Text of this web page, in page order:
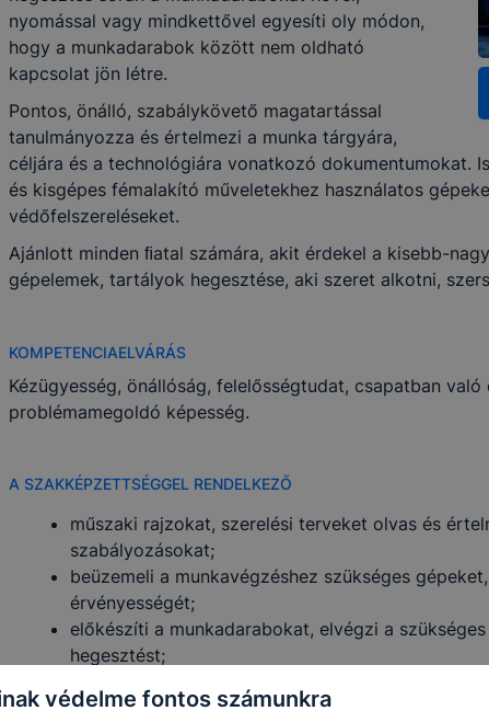
nyomással vagy mindkettővel egyesíti oly módon,
hogy a munkadarabok között nem oldható
kapcsolat jön létre.
Pontos, önálló, szabálykövető magatartással
tanulmányozza és értelmezi a munka tárgyára,
céljára és a technológiára vonatkozó dokumentumokat.
és kisgépes fémalakító műveletekhez használatos
védőfelszereléseket.
Ajánlott minden ﬁatal számára, akit érdekel a kisebb-
gépelemek, tartályok hegesztése, aki szeret alkotni,
KOMPETENCIAELVÁRÁS
Kézügyesség, önállóság, felelősségtudat, csapatban
problémamegoldó képesség.
A SZAKKÉPZETTSÉGGEL RENDELKEZŐ
műszaki rajzokat, szerelési terveket olvas és
szabályozásokat;
beüzemeli a munkavégzéshez szükséges
érvényességét;
előkészíti a munkadarabokat, elvégzi a
hegesztést;
önellenőrzést végez a munka megkezdése előtt
védelme fontos számunkra